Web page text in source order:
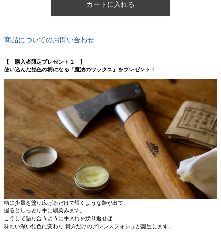
カートに入れる
商品についてのお問い合わせ
【 購入者限定プレゼント１ 】
使い込んだ飴色の柄になる「魔法のワックス」をプレゼント！
柄に少量を塗り広げるだけで輝くような艶が出て、
握るとしっとり手に馴染みます。
こうして語り合うように手入れを繰り返せば
味わい深い飴色に変わり 貴方だけのグレンスフォシュが誕生します。